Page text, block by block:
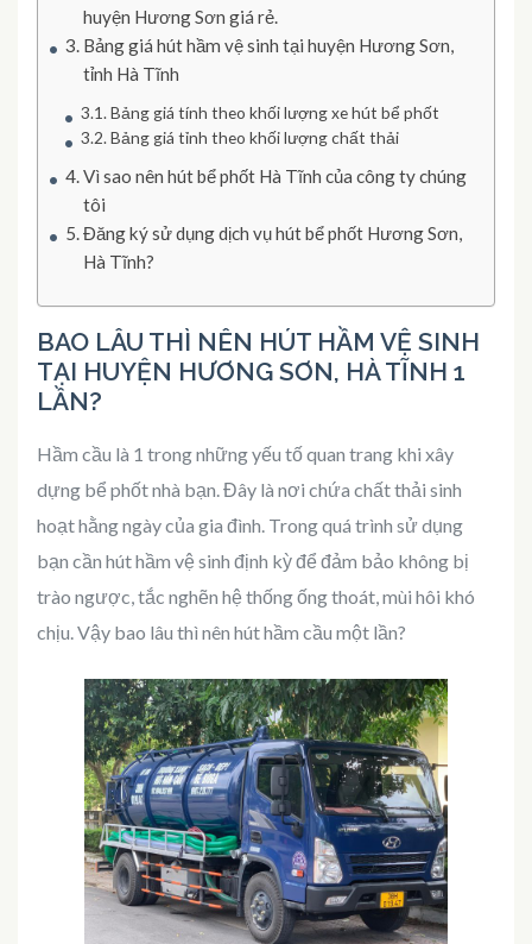
huyện Hương Sơn giá rẻ.
Bảng giá hút hầm vệ sinh tại huyện Hương Sơn,
tỉnh Hà Tĩnh
Bảng giá tính theo khối lượng xe hút bể phốt
Bảng giá tỉnh theo khối lượng chất thải
Vì sao nên hút bể phốt Hà Tĩnh của công ty chúng
tôi
Đăng ký sử dụng dịch vụ hút bể phốt Hương Sơn,
Hà Tĩnh?
BAO LÂU THÌ NÊN HÚT HẦM VỆ SINH
TẠI HUYỆN HƯƠNG SƠN, HÀ TĨNH 1
LẦN?
Hầm cầu là 1 trong những yếu tố quan trang khi xây
dựng bể phốt nhà bạn. Đây là nơi chứa chất thải sinh
hoạt hằng ngày của gia đình. Trong quá trình sử dụng
bạn cần hút hầm vệ sinh định kỳ để đảm bảo không bị
trào ngược, tắc nghẽn hệ thống ống thoát, mùi hôi khó
chịu. Vậy bao lâu thì nên hút hầm cầu một lần?